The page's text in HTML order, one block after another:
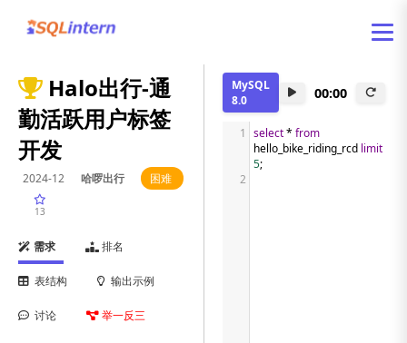
Halo出行-通
勤活跃用户标签
开发
2024-12 哈啰出行 困难
13
需求 排名
表结构 输出示例
讨论 举一反三
MySQL
8.0
00:00
1 select * from
hello_bike_riding_rcd limit
5;
2